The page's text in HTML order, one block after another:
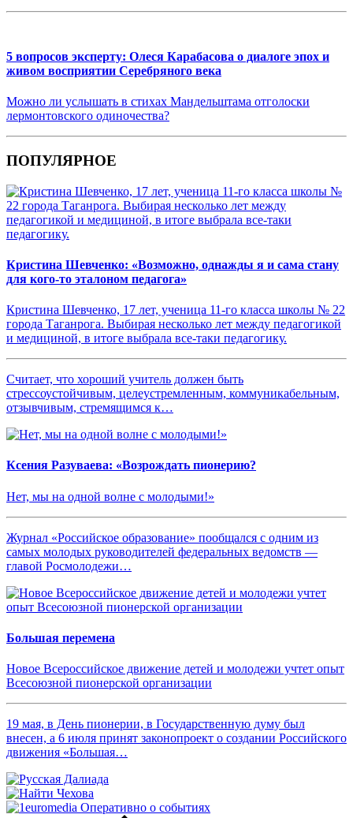
5 вопросов эксперту: Олеся Карабасова о диалоге эпох и
живом восприятии Серебряного века
Можно ли услышать в стихах Мандельштама отголоски
лермонтовского одиночества?
ПОПУЛЯРНОЕ
Кристина Шевченко: «Возможно, однажды я и сама стану
для кого-то эталоном педагога»
Кристина Шевченко, 17 лет, ученица 11-го класса школы № 22
города Таганрога. Выбирая несколько лет между педагогикой
и медициной, в итоге выбрала все-таки педагогику.
Считает, что хороший учитель должен быть
стрессоустойчивым, целеустремленным, коммуникабельным,
отзывчивым, стремящимся к…
Ксения Разуваева: «Возрождать пионерию?
Нет, мы на одной волне с молодыми!»
Журнал «Российское образование» пообщался с одним из
самых молодых руководителей федеральных ведомств —
главой Росмолодежи…
Большая перемена
Новое Всероссийское движение детей и молодежи учтет опыт
Всесоюзной пионерской организации
19 мая, в День пионерии, в Государственную думу был
внесен, а 6 июля принят законопроект о создании Российского
движения «Большая…